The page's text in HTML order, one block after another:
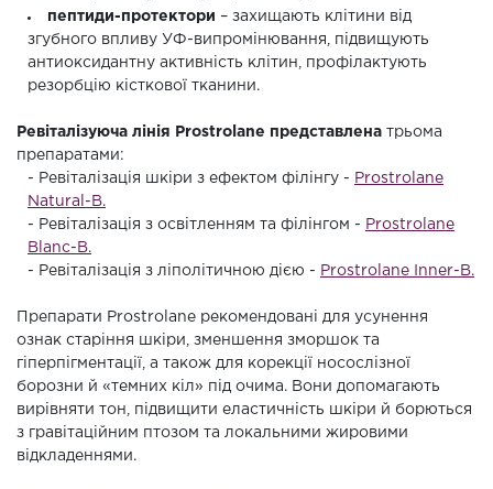
пептиди-протектори
– захищають клітини від
згубного впливу УФ-випромінювання, підвищують
антиоксидантну активність клітин, профілактують
резорбцію кісткової тканини.
Ревіталізуюча лінія Prostrolane представлена трьома
препаратами:
- Ревіталізація шкіри з ефектом філінгу - Prostrolane
Natural-B.
- Ревіталізація з освітленням та філінгом - Prostrolane
Blanc-B.
- Ревіталізація з ліполітичною дією - Prostrolane Inner-B.
Препарати Prostrolane рекомендовані для усунення
ознак старіння шкіри, зменшення зморшок та
гіперпігментації, а також для корекції носослізної
борозни й «темних кіл» під очима. Вони допомагають
вирівняти тон, підвищити еластичність шкіри й борються
з гравітаційним птозом та локальними жировими
відкладеннями.